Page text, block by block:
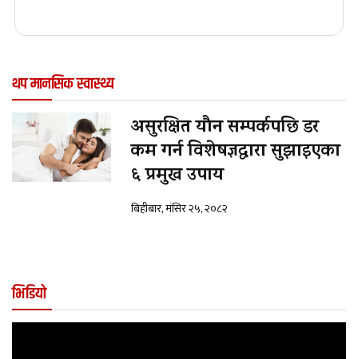
थप मानसिक स्वास्थ्य
असुरक्षित यौन सम्पर्कपछि डर
कम गर्न विशेषज्ञद्वारा सुझाइएका
६ प्रमुख उपाय
बिहीबार, मंसिर २५, २०८२
भिडियो